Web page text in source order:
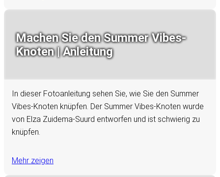
Machen Sie den Summer Vibes-
Knoten | Anleitung
In dieser Fotoanleitung sehen Sie, wie Sie den Summer
Vibes-Knoten knüpfen. Der Summer Vibes-Knoten wurde
von Elza Zuidema-Suurd entworfen und ist schwierig zu
knüpfen.
Mehr zeigen